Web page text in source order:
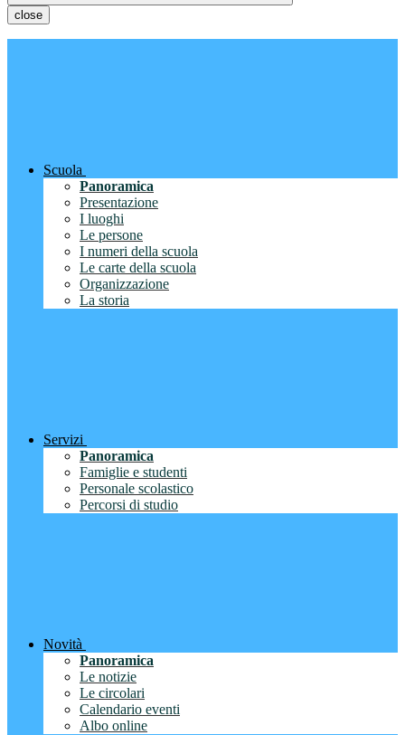
close
Scuola
Panoramica
Presentazione
I luoghi
Le persone
I numeri della scuola
Le carte della scuola
Organizzazione
La storia
Servizi
Panoramica
Famiglie e studenti
Personale scolastico
Percorsi di studio
Novità
Panoramica
Le notizie
Le circolari
Calendario eventi
Albo online